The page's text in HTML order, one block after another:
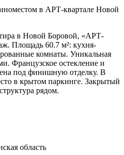
в АРТ-квартале Новой
в Новой Боровой, «АРТ-
Площадь 60.7 м²: кухня-
комнаты. Уникальная
Французское остекление и
под финишную отделку. В
в крытом паркинге. Закрытый
рядом.
область